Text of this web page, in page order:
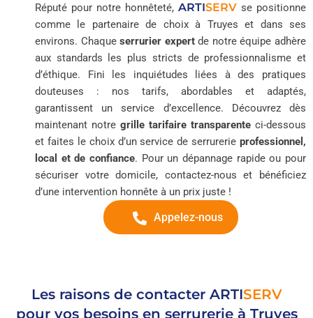
Réputé pour notre honnêteté, ARTISERV se positionne
comme le partenaire de choix à Truyes et dans ses
environs. Chaqueserrurier expertde notre équipe adhère
aux standards les plus stricts de professionnalisme et
d’éthique. Fini les inquiétudes liées à des pratiques
douteuses : nos tarifs, abordables et adaptés,
garantissent un service d’excellence. Découvrez dès
maintenant notre grille tarifaire transparente ci-dessous
et faites le choix d’un service de serrurerie professionnel,
local et de confiance. Pour un dépannage rapide ou pour
sécuriser votre domicile, contactez-nous et bénéficiez
d’une intervention honnête à un prix juste !
Appelez-nous
Les raisons de contacter ARTISERV
pour vos besoins en serrurerie à Truyes